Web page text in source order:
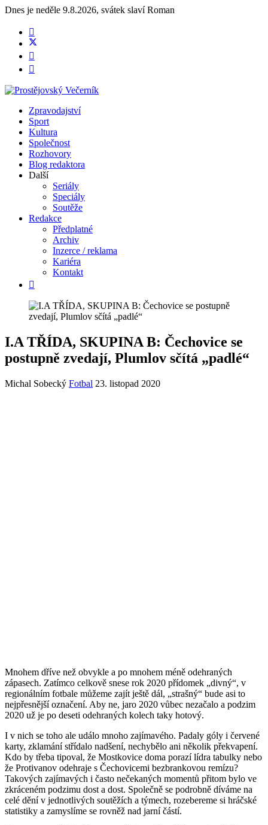
Dnes je neděle 9.8.2026, svátek slavíRoman
Zpravodajství
Sport
Kultura
Společnost
Rozhovory
Blog redaktora
Další
Seriály
Speciály
Soutěže
Redakce
Předplatné
Archiv
Inzerce / reklama
Kariéra
Kontakt
I.A TŘÍDA, SKUPINA B: Čechovice se
postupně zvedají, Plumlov sčítá „padlé“
Michal Sobecký Fotbal 23. listopad 2020
Mnohem dříve než obvykle a po mnohem méně odehraných
zápasech. Zatímco celkově snese rok 2020 přídomek „divný“, v
regionálním fotbale můžeme zajít ještě dál, „strašný“ bude asi to
nejpřesnější označení. Aby ne, jaro 2020 vůbec nezačalo a podzim
2020 už je po deseti odehraných kolech taky hotový.
I v nich se toho ale událo mnoho zajímavého. Padaly góly i červené
karty, zklamání střídalo nadšení, nechybělo ani několik překvapení.
Kdo by třeba tipoval, že Mostkovice doma porazí lídra tabulky nebo
že Protivanov odehraje s Čechovicemi bezbrankovou remízu?
Takových zajímavých i často nečekaných momentů přitom bylo ve
zkráceném podzimu dost a dost. Společně se podrobně díváme na
celé dění v jednotlivých soutěžích a týmech, rozebereme si hráčské
statistiky a zamyslíme se rovněž nad jarní částí.